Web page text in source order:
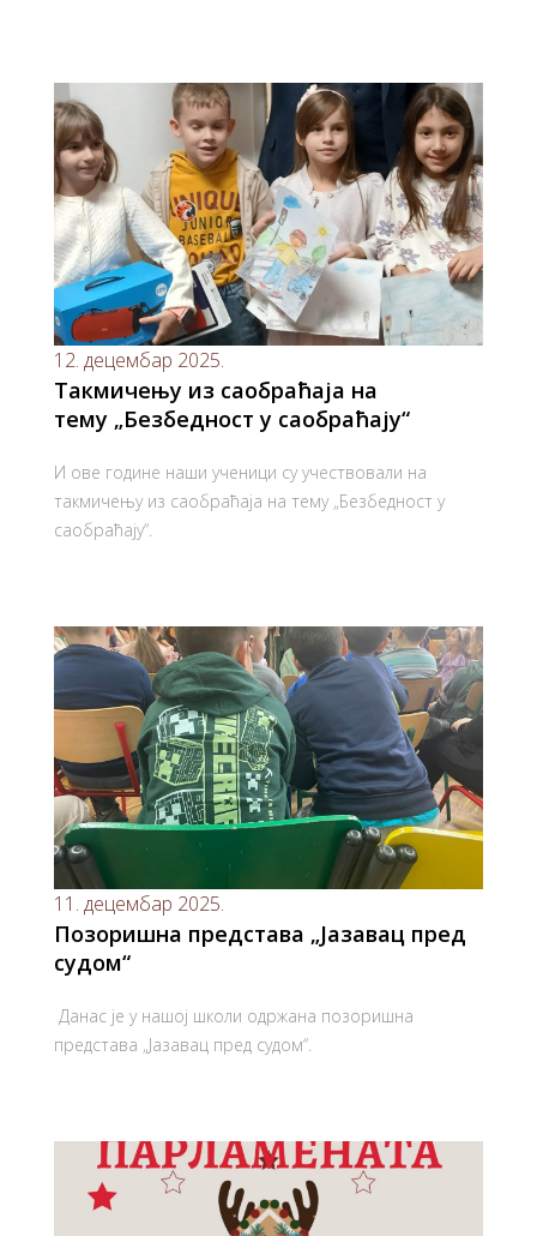
12. децембар 2025.
Такмичењу из саобраћаја на
тему „Безбедност у саобраћају“
И ове године наши ученици су учествовали на
такмичењу из саобраћаја на тему „Безбедност у
саобраћају“.
11. децембар 2025.
Позоришна представа „Јазавац пред
судом“
Данас је у нашој школи одржана позоришна
представа „Јазавац пред судом“.